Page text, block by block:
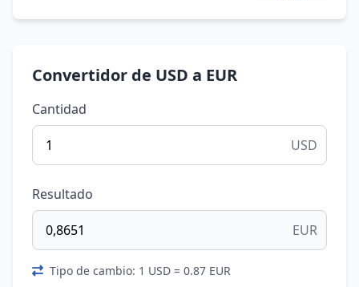
Convertidor de USD a EUR
Cantidad
USD
Resultado
EUR
Tipo de cambio: 1 USD = 0.87 EUR